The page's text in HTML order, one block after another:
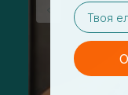
email